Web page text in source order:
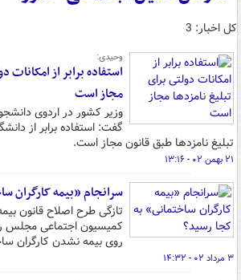
کل اخبار: 3
وحیدی:
استفاده برابر از امکانات
مجاز است
وزیر کشور در اردوی
گفت: استفاده برابر از
تبلیغ نامزدها طبق قانون مجاز است.
۲۱ بهمن ۰۲ - ۱۳:۱۶
سرانجام «بیمه کارگران
تازگی طرح اصلاح قانون
کمیسیون اجتماعی مجلس
روی بیمه نشدن کارگران
۳ مرداد ۰۲ - ۱۴:۳۲